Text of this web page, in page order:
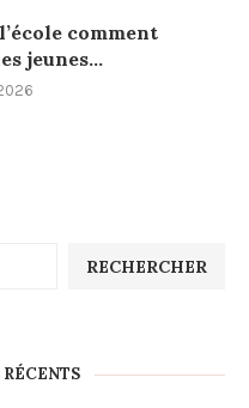
comment
jeunes...
RECHERCHER